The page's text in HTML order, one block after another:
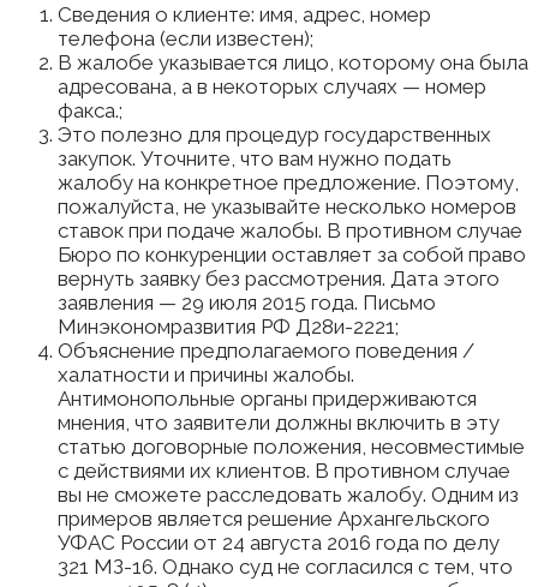
Сведения о клиенте: имя, адрес, номер
телефона (если известен);
В жалобе указывается лицо, которому она была
адресована, а в некоторых случаях — номер
факса.;
Это полезно для процедур государственных
закупок. Уточните, что вам нужно подать
жалобу на конкретное предложение. Поэтому,
пожалуйста, не указывайте несколько номеров
ставок при подаче жалобы. В противном случае
Бюро по конкуренции оставляет за собой право
вернуть заявку без рассмотрения. Дата этого
заявления — 29 июля 2015 года. Письмо
Минэкономразвития РФ Д28и-2221;
Объяснение предполагаемого поведения /
халатности и причины жалобы.
Антимонопольные органы придерживаются
мнения, что заявители должны включить в эту
статью договорные положения, несовместимые
с действиями их клиентов. В противном случае
вы не сможете расследовать жалобу. Одним из
примеров является решение Архангельского
УФАС России от 24 августа 2016 года по делу
321 МЗ-16. Однако суд не согласился с тем, что